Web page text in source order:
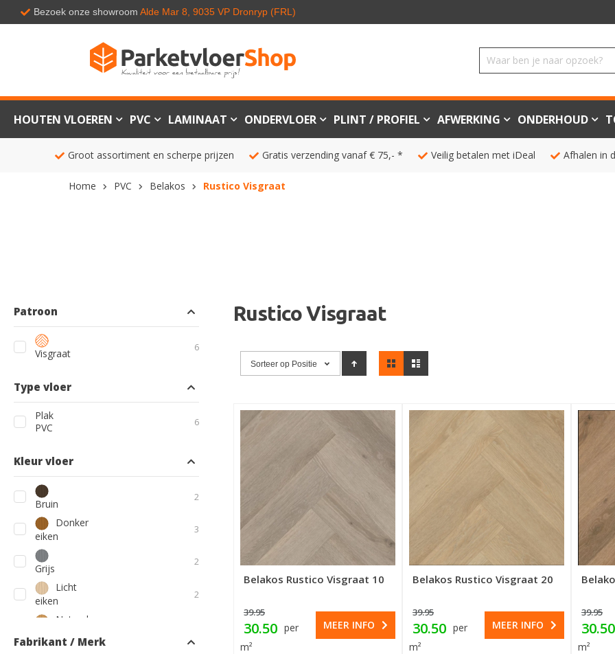
Bezoek onze showroom Alde Mar 8, 9035 VP Dronryp (FRL)
HOUTEN VLOEREN PVC LAMINAAT ONDERVLOER PLINT / PROFIEL AFWERKING ONDERHOUD
Groot assortiment en scherpe prijzen Gratis verzending vanaf € 75,- * Veilig betalen met iDeal Afhalen in
Home PVC Belakos Rustico Visgraat
Rustico Visgraat
Sorteer op Positie
als
Belakos Rustico Visgraat 10
39.95
30.50 per
m²
MEER INFO
Belakos Rustico Visgraat 20
39.95
30.50 per
m²
MEER INFO
39.95
30.50
m²
Patroon
Visgraat
6producten
Type vloer
Plak
PVC
6producten
Kleur vloer
Bruin
2
Donker
eiken
3 producten
Grijs
2
Licht
eiken
2
Naturel
Fabrikant / Merk